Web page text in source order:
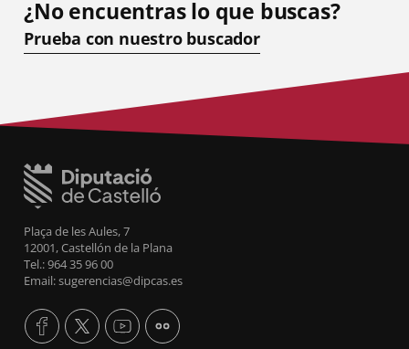
¿No encuentras lo que buscas?
Prueba con nuestro buscador
Plaça de les Aules, 7
12001, Castellón de la Plana
Tel.: 964 35 96 00
Email: sugerencias@dipcas.es